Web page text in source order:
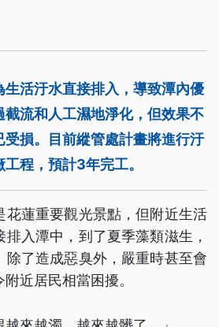
活汙水直接排入，導致潭內優
流和人工濕地淨化，但效果不
損。目前縱管處計畫將進行汙
程，預計3年完工。
花蓮重要觀光景點，但附近生活
入潭中，到了夏季藻類滋生，
除了造成惡臭外，嚴重時甚至會
近居民相當困擾。